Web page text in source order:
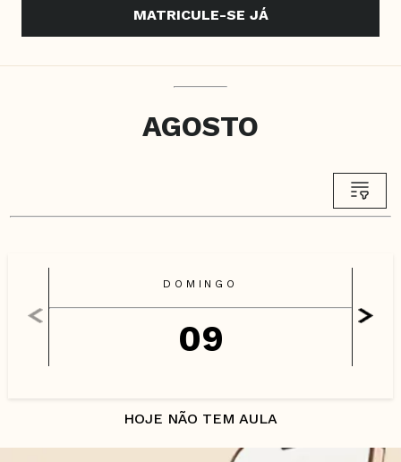
MATRICULE-SE JÁ
AGOSTO
DOMINGO
09
HOJE NÃO TEM AULA